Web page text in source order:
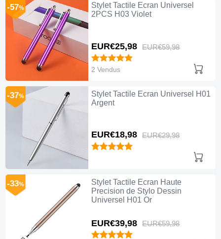
Stylet Tactile Ecran Universel
2PCS H03 Violet
EUR€25,98 EUR€59,98
-57%
2 Vendus
Stylet Tactile Ecran Universel H01
Argent
EUR€18,98 EUR€29,98
-37%
Stylet Tactile Ecran Haute
Precision de Stylo Dessin
Universel H01 Or
EUR€39,98 EUR€59,98
-33%